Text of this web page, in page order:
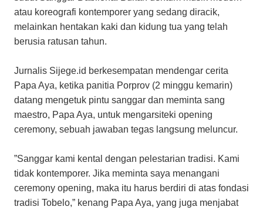
atau koreografi kontemporer yang sedang diracik,
melainkan hentakan kaki dan kidung tua yang telah
berusia ratusan tahun.
Jurnalis Sijege.id berkesempatan mendengar cerita
Papa Aya, ​ketika panitia Porprov (2 minggu kemarin)
datang mengetuk pintu sanggar dan meminta sang
maestro, Papa Aya, untuk mengarsiteki opening
ceremony, sebuah jawaban tegas langsung meluncur.
​”Sanggar kami kental dengan pelestarian tradisi. Kami
tidak kontemporer. Jika meminta saya menangani
ceremony opening, maka itu harus berdiri di atas fondasi
tradisi Tobelo,” kenang Papa Aya, yang juga menjabat